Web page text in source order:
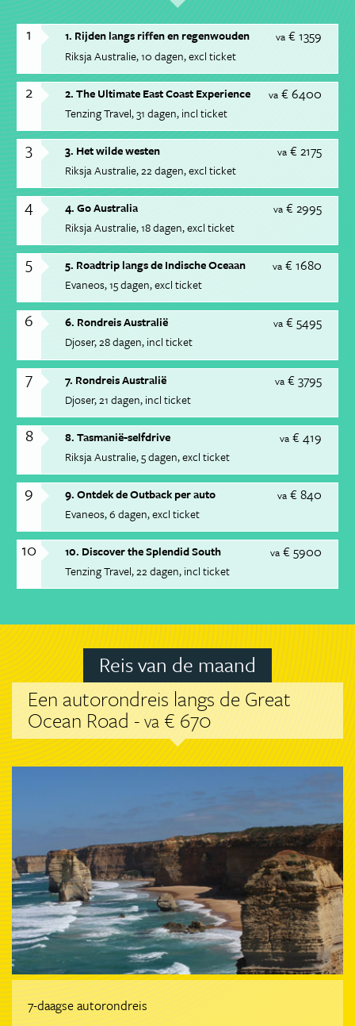
1 va € 1359
1. Rijden langs riffen en regenwouden
Riksja Australie 10 dagen excl ticket
2 va € 6400
2. The Ultimate East Coast Experience
Tenzing Travel 31 dagen incl ticket
3 va € 2175
3. Het wilde westen
Riksja Australie 22 dagen excl ticket
4 va € 2995
4. Go Australia
Riksja Australie 18 dagen excl ticket
5 va € 1680
5. Roadtrip langs de Indische Oceaan
Evaneos 15 dagen excl ticket
6 va € 5495
6. Rondreis Australië
Djoser 28 dagen incl ticket
7 va € 3795
7. Rondreis Australië
Djoser 21 dagen incl ticket
8 va € 419
8. Tasmanië-selfdrive
Riksja Australie 5 dagen excl ticket
9 va € 840
9. Ontdek de Outback per auto
Evaneos 6 dagen excl ticket
10 va € 5900
10. Discover the Splendid South
Tenzing Travel 22 dagen incl ticket
Reis van de maand
Een autorondreis langs de Great
Ocean Road -va € 670
7-daagse autorondreis